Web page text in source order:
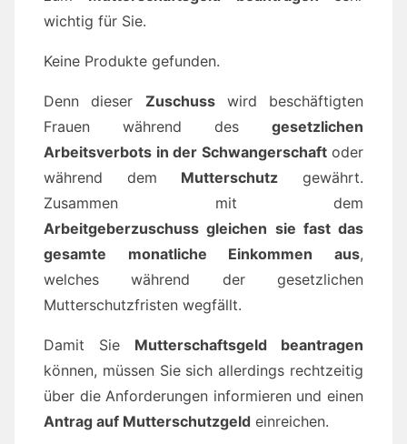
wichtig für Sie.
Keine Produkte gefunden.
Denn dieser Zuschusswird beschäftigten
Frauen während des gesetzlichen
Arbeitsverbots in der Schwangerschaftoder
während dem Mutterschutz gewährt.
Zusammen mit dem
Arbeitgeberzuschuss gleichen sie fast das
gesamte monatliche Einkommen aus,
welches während der gesetzlichen
Mutterschutzfristen wegfällt.
Damit Sie Mutterschaftsgeld beantragen
können, müssen Sie sich allerdings rechtzeitig
über die Anforderungen informieren und einen
Antrag auf Mutterschutzgeld einreichen.